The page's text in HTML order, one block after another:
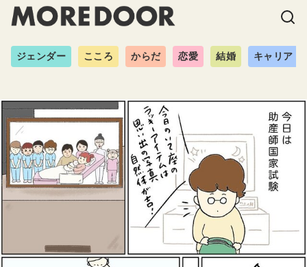
ジェンダー こころ からだ 恋愛 結婚 キャリア